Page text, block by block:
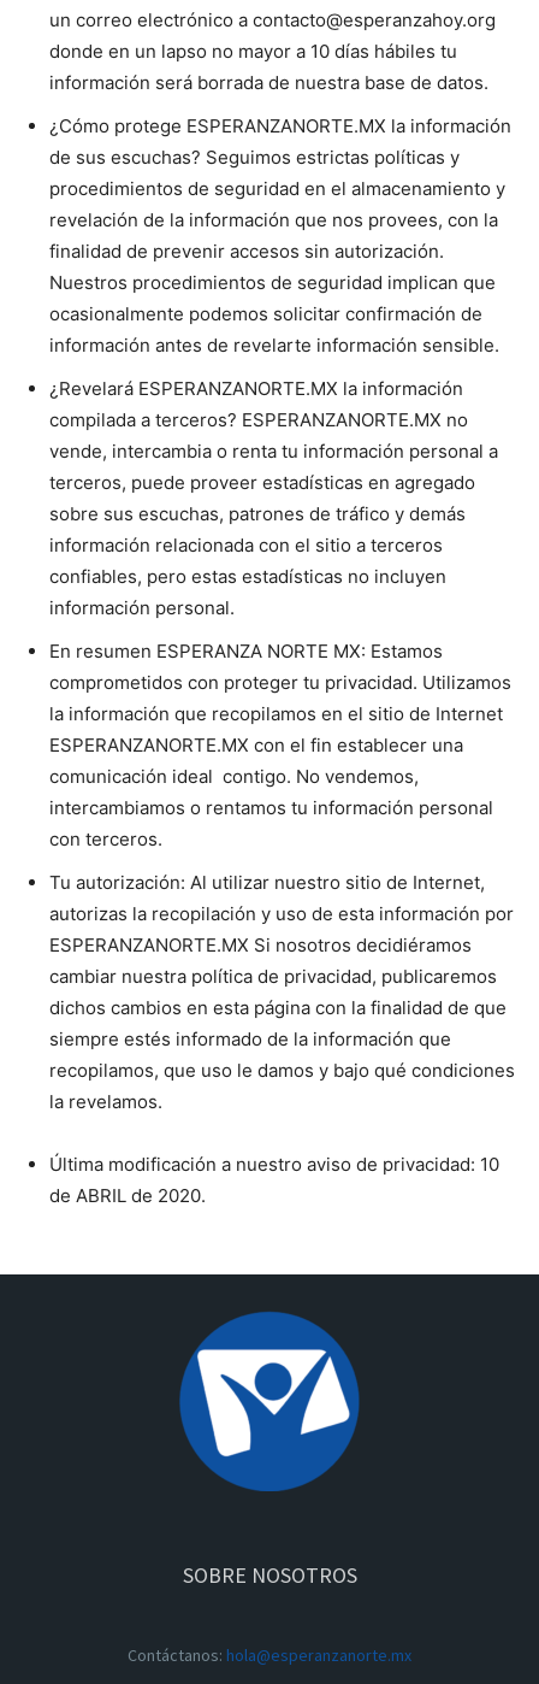
un correo electrónico a contacto@esperanzahoy.org
donde en un lapso no mayor a 10 días hábiles tu
información será borrada de nuestra base de datos.
¿Cómo protege ESPERANZANORTE.MX la información
de sus escuchas? Seguimos estrictas políticas y
procedimientos de seguridad en el almacenamiento y
revelación de la información que nos provees, con la
finalidad de prevenir accesos sin autorización.
Nuestros procedimientos de seguridad implican que
ocasionalmente podemos solicitar confirmación de
información antes de revelarte información sensible.
¿Revelará ESPERANZANORTE.MX la información
compilada a terceros? ESPERANZANORTE.MX no
vende, intercambia o renta tu información personal a
terceros, puede proveer estadísticas en agregado
sobre sus escuchas, patrones de tráfico y demás
información relacionada con el sitio a terceros
confiables, pero estas estadísticas no incluyen
información personal.
En resumen ESPERANZA NORTE MX: Estamos
comprometidos con proteger tu privacidad. Utilizamos
la información que recopilamos en el sitio de Internet
ESPERANZANORTE.MX con el fin establecer una
comunicación ideal contigo. No vendemos,
intercambiamos o rentamos tu información personal
con terceros.
Tu autorización: Al utilizar nuestro sitio de Internet,
autorizas la recopilación y uso de esta información por
ESPERANZANORTE.MX Si nosotros decidiéramos
cambiar nuestra política de privacidad, publicaremos
dichos cambios en esta página con la finalidad de que
siempre estés informado de la información que
recopilamos, que uso le damos y bajo qué condiciones
la revelamos.
Última modificación a nuestro aviso de privacidad: 10
de ABRIL de 2020.
SOBRE NOSOTROS
Contáctanos: hola@esperanzanorte.mx